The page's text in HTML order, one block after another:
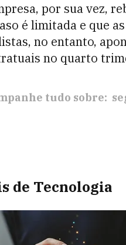
por sua vez,
é limitada e que
no entanto,
no quarto
tudo sobre:
de Tecnologia